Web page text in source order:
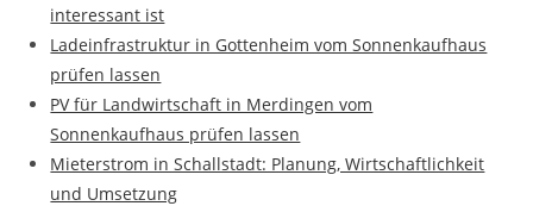
interessant ist
Ladeinfrastruktur in Gottenheim vom Sonnenkaufhaus
prüfen lassen
PV für Landwirtschaft in Merdingen vom
Sonnenkaufhaus prüfen lassen
Mieterstrom in Schallstadt: Planung, Wirtschaftlichkeit
und Umsetzung